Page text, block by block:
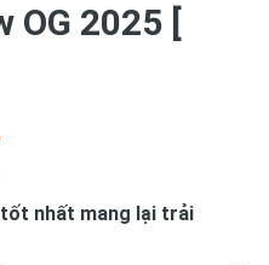
OG 2025 [
nhất mang lại trải